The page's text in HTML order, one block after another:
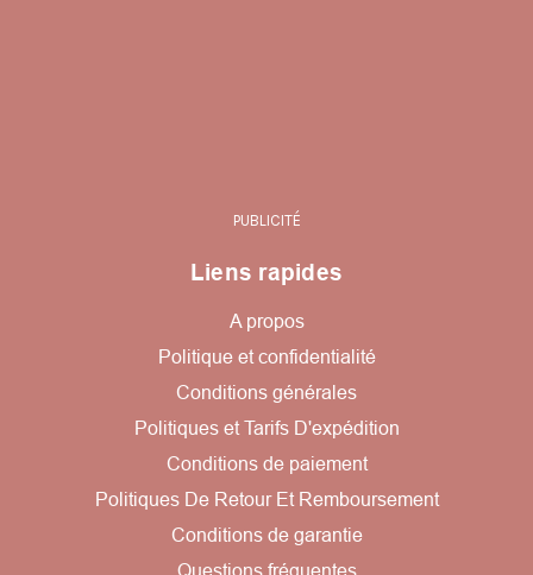
PUBLICITÉ
Liens rapides
A propos
Politique et confidentialité
Conditions générales
Politiques et Tarifs D'expédition
Conditions de paiement
Politiques De Retour Et Remboursement
Conditions de garantie
Questions fréquentes